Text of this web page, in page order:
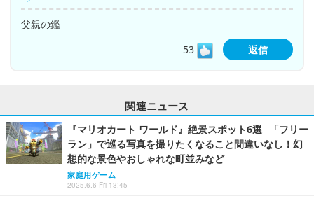
父親の鑑
53
返信
関連ニュース
『マリオカート ワールド』絶景スポット6選─「フリー
ラン」で巡る写真を撮りたくなること間違いなし！幻
想的な景色やおしゃれな町並みなど
家庭用ゲーム
2025.6.6 Fri 13:45